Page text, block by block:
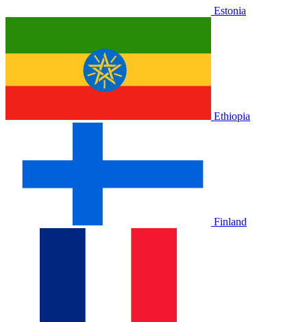
Estonia
Ethiopia
Finland